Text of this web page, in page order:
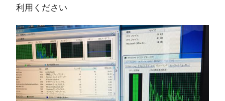
利用ください